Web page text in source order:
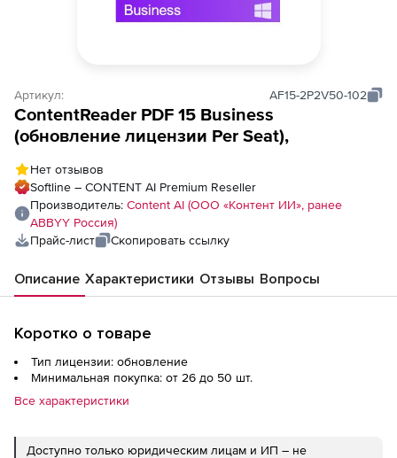
Артикул: AF15-2P2V50-102
ContentReader PDF 15 Business
(обновление лицензии Per Seat),
Нет отзывов
Softline – CONTENT AI Premium Reseller
Производитель: Content AI (ООО «Контент ИИ», ранее
ABBYY Россия)
Прайс-лист
Скопировать ссылку
Описание Характеристики Отзывы Вопросы
Коротко о товаре
Тип лицензии: обновление
Минимальная покупка: от 26 до 50 шт.
Все характеристики
Доступно только юридическим лицам и ИП – не